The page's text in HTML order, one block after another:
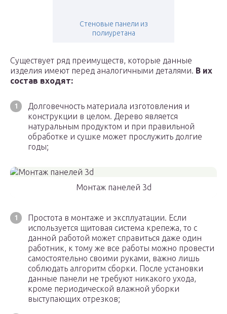
Стеновые панели из
полиуретана
Существует ряд преимуществ, которые данные
изделия имеют перед аналогичными деталями. В их
состав входят:
Долговечность материала изготовления и
конструкции в целом. Дерево является
натуральным продуктом и при правильной
обработке и сушке может прослужить долгие
годы;
Монтаж панелей 3d
Простота в монтаже и эксплуатации. Если
используется щитовая система крепежа, то с
данной работой может справиться даже один
работник, к тому же все работы можно провести
самостоятельно своими руками, важно лишь
соблюдать алгоритм сборки. После установки
данные панели не требуют никакого ухода,
кроме периодической влажной уборки
выступающих отрезков;